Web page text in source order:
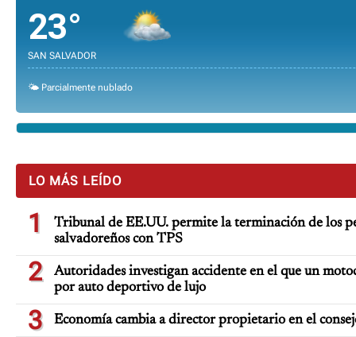
23°
SAN SALVADOR
🌤️ Parcialmente nublado
LO MÁS LEÍDO
1
Tribunal de EE.UU. permite la terminación de los
salvadoreños con TPS
2
Autoridades investigan accidente en el que un
por auto deportivo de lujo
3 Economía cambia a director propietario en el